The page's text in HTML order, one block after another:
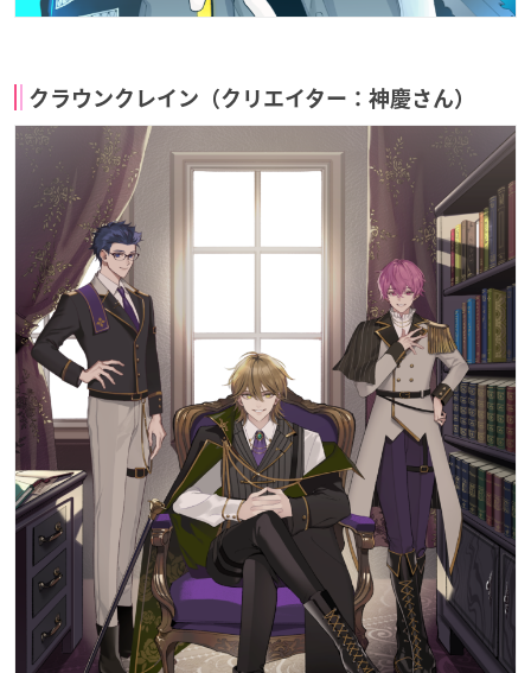
クラウンクレイン（クリエイター：神慶さん）